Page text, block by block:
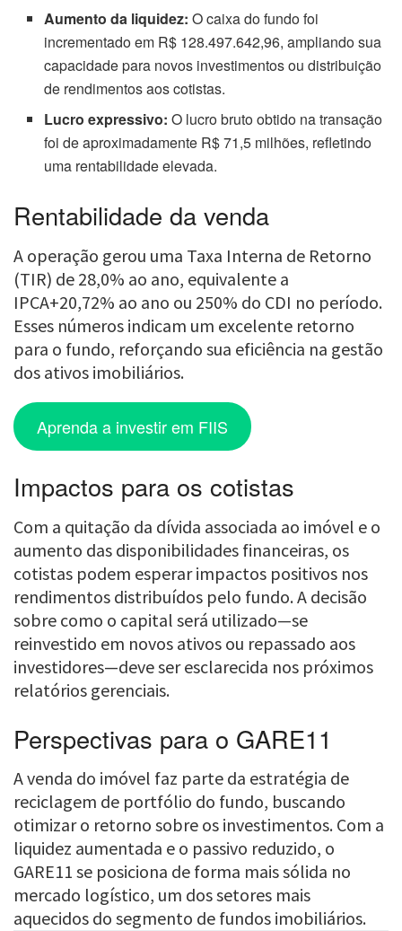
Aumento da liquidez: O caixa do fundo foi
incrementado em R$ 128.497.642,96, ampliando sua
capacidade para novos investimentos ou distribuição
de rendimentos aos cotistas.
Lucro expressivo: O lucro bruto obtido na transação
foi de aproximadamente R$ 71,5 milhões, refletindo
uma rentabilidade elevada.
Rentabilidade da venda
A operação gerou uma Taxa Interna de Retorno
(TIR) de 28,0% ao ano, equivalente a
IPCA+20,72% ao ano ou 250% do CDI no período.
Esses números indicam um excelente retorno
para o fundo, reforçando sua eficiência na gestão
dos ativos imobiliários.
Aprenda a investir em FIIS
Impactos para os cotistas
Com a quitação da dívida associada ao imóvel e o
aumento das disponibilidades financeiras, os
cotistas podem esperar impactos positivos nos
rendimentos distribuídos pelo fundo. A decisão
sobre como o capital será utilizado—se
reinvestido em novos ativos ou repassado aos
investidores—deve ser esclarecida nos próximos
relatórios gerenciais.
Perspectivas para o GARE11
A venda do imóvel faz parte da estratégia de
reciclagem de portfólio do fundo, buscando
otimizar o retorno sobre os investimentos. Com a
liquidez aumentada e o passivo reduzido, o
GARE11 se posiciona de forma mais sólida no
mercado logístico, um dos setores mais
aquecidos do segmento de fundos imobiliários.